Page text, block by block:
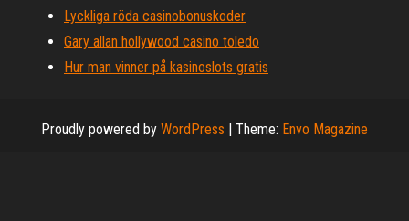
Lyckliga röda casinobonuskoder
Gary allan hollywood casino toledo
Hur man vinner på kasinoslots gratis
Proudly powered by WordPress | Theme: Envo Magazine